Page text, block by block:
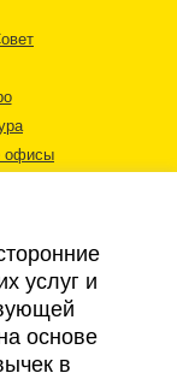
офисы
услуг и
основе
в